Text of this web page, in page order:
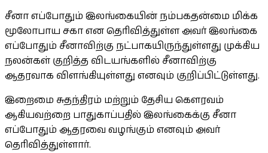
சீனா எப்போதும் இலங்கையின் நம்பகதன்மை மிக்க
மூலோபாய சகா என தெரிவித்துள்ள அவர் இலங்கை
எப்போதும் சீனாவிற்கு நட்பாகயிருந்துள்ளது முக்கிய
நலன்கள் குறித்த விடயங்களில் சீனாவிற்கு
ஆதரவாக விளங்கியுள்ளது எனவும் குறிப்பிட்டுள்ளது.
இறைமை சுதந்திரம் மற்றும் தேசிய கௌரவம்
ஆகியவற்றை பாதுகாப்பதில் இலங்கைக்கு சீனா
எப்போதும் ஆதரவை வழங்கும் எனவும் அவர்
தெரிவித்துள்ளார்.